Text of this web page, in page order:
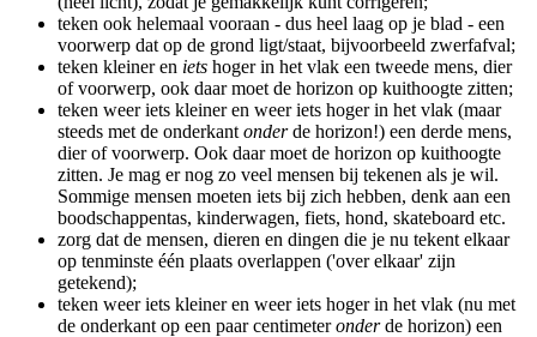
teken ook helemaal vooraan - dus heel laag op je blad - een
voorwerp dat op de grond ligt/staat, bijvoorbeeld zwerfafval;
teken kleiner en iets hoger in het vlak een tweede mens, dier
of voorwerp, ook daar moet de horizon op kuithoogte zitten;
teken weer iets kleiner en weer iets hoger in het vlak (maar
steeds met de onderkant onderde horizon!) een derde mens,
dier of voorwerp. Ook daar moet de horizon op kuithoogte
zitten. Je mag er nog zo veel mensen bij tekenen als je wil.
Sommige mensen moeten iets bij zich hebben, denk aan een
boodschappentas, kinderwagen, fiets, hond, skateboard etc.
zorg dat de mensen, dieren en dingen die je nu tekent elkaar
op tenminste één plaats overlappen ('over elkaar' zijn
getekend);
teken weer iets kleiner en weer iets hoger in het vlak (nu met
de onderkant op een paar centimeteronderde horizon) een